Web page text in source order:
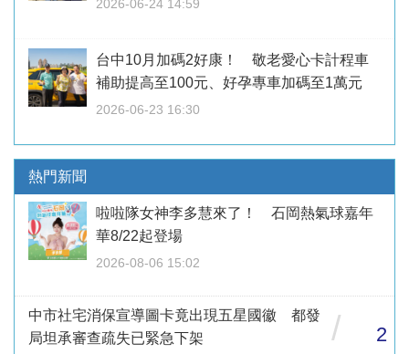
2026-06-24 14:59
台中10月加碼2好康！ 敬老愛心卡計程車
補助提高至100元、好孕專車加碼至1萬元
2026-06-23 16:30
熱門新聞
啦啦隊女神李多慧來了！ 石岡熱氣球嘉年
華8/22起登場
2026-08-06 15:02
中市社宅消保宣導圖卡竟出現五星國徽 都發
局坦承審查疏失已緊急下架
/ 2